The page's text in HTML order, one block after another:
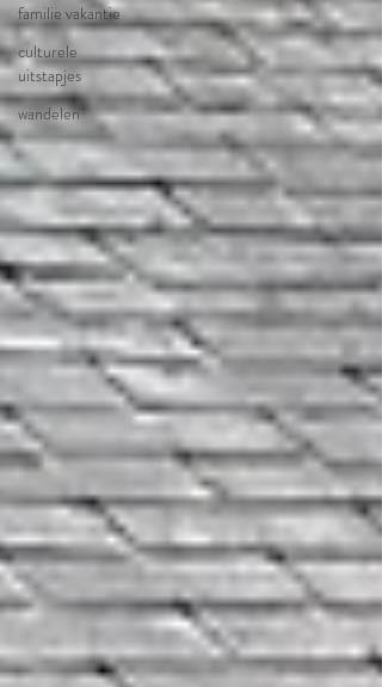
familie vakantie
culturele
uitstapjes
wandelen